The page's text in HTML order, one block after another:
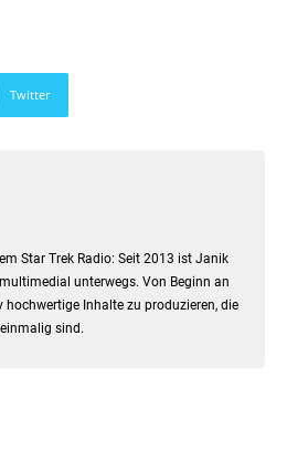
Twitter
Star Trek Radio: Seit 2013 ist Janik
unterwegs. Von Beginn an
Inhalte zu produzieren, die
sind.